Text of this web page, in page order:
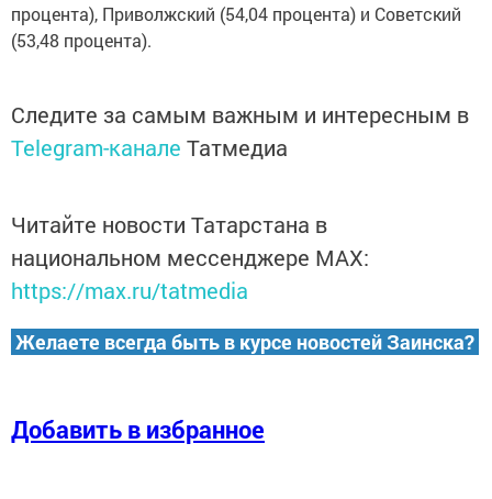
процента), Приволжский (54,04 процента) и Советский
(53,48 процента).
Следите за самым важным и интересным в
Telegram-канале Татмедиа
Читайте новости Татарстана в
национальном мессенджере MАХ:
https://max.ru/tatmedia
Желаете всегда быть в курсе новостей Заинска?
Добавить в избранное